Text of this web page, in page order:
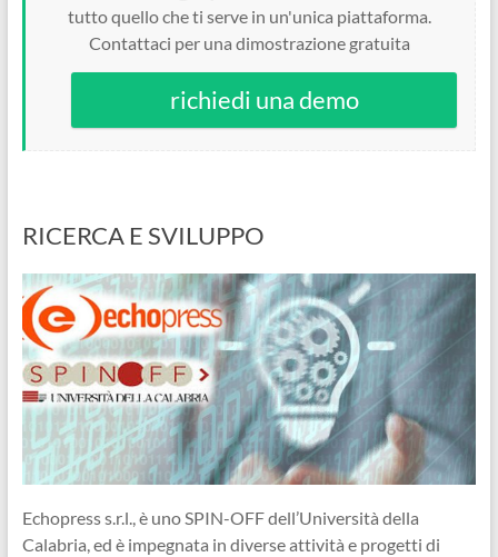
tutto quello che ti serve in un'unica piattaforma.
Contattaci per una dimostrazione gratuita
richiedi una demo
RICERCA E SVILUPPO
Echopress s.r.l., è uno SPIN-OFF dell’Università della
Calabria, ed è impegnata in diverse attività e progetti di